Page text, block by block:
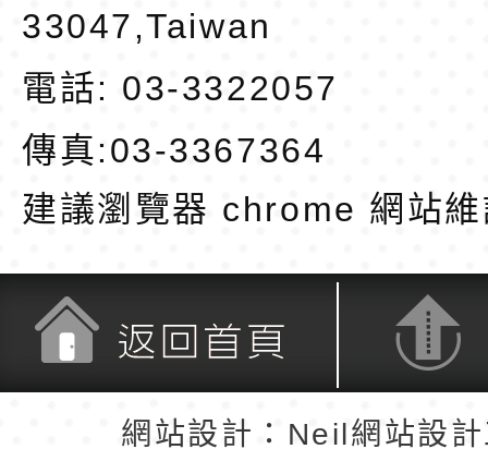
33047,Taiwan
電話: 03-3322057
傳真:03-3367364
建議瀏覽器 chrome 網站
返回頂端
網站設計：Neil網站設